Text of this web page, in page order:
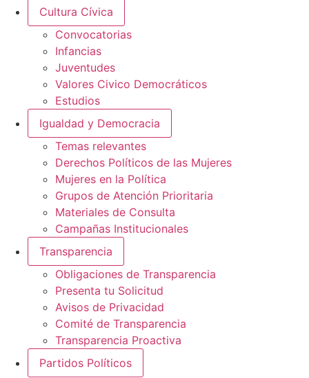
Cultura Cívica
Convocatorias
Infancias
Juventudes
Valores Civico Democráticos
Estudios
Igualdad y Democracia
Temas relevantes
Derechos Políticos de las Mujeres
Mujeres en la Política
Grupos de Atención Prioritaria
Materiales de Consulta
Campañas Institucionales
Transparencia
Obligaciones de Transparencia
Presenta tu Solicitud
Avisos de Privacidad
Comité de Transparencia
Transparencia Proactiva
Partidos Políticos